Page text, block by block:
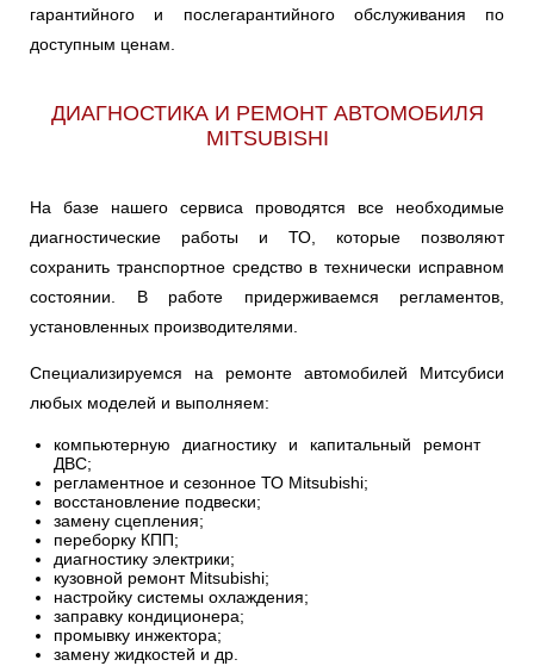
гарантийного и послегарантийного обслуживания по
доступным ценам.
ДИАГНОСТИКА И РЕМОНТ АВТОМОБИЛЯ
MITSUBISHI
На базе нашего сервиса проводятся все необходимые
диагностические работы и ТО, которые позволяют
сохранить транспортное средство в технически исправном
состоянии. В работе придерживаемся регламентов,
установленных производителями.
Специализируемся на ремонте автомобилей Митсубиси
любых моделей и выполняем:
компьютерную диагностику и капитальный ремонт
ДВС;
регламентное и сезонное ТО Mitsubishi;
восстановление подвески;
замену сцепления;
переборку КПП;
диагностику электрики;
кузовной ремонт Mitsubishi;
настройку системы охлаждения;
заправку кондиционера;
промывку инжектора;
замену жидкостей и др.